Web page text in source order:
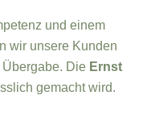
und einem
wir unsere Kunden
Die Ernst
gemacht wird.